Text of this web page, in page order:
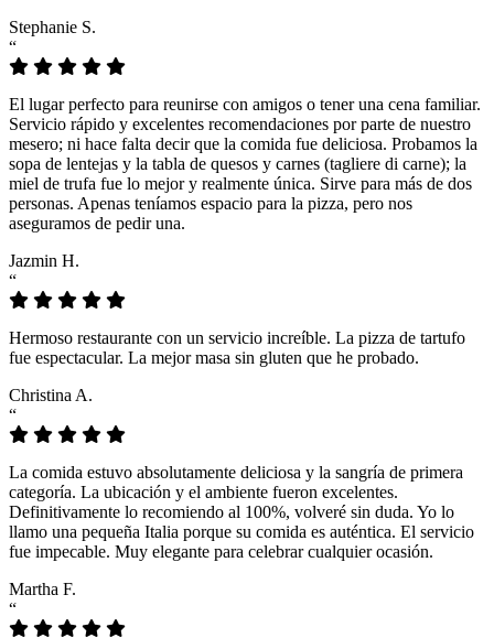
Stephanie S.
“
El lugar perfecto para reunirse con amigos o tener una cena familiar.
Servicio rápido y excelentes recomendaciones por parte de nuestro
mesero; ni hace falta decir que la comida fue deliciosa. Probamos la
sopa de lentejas y la tabla de quesos y carnes (tagliere di carne); la
miel de trufa fue lo mejor y realmente única. Sirve para más de dos
personas. Apenas teníamos espacio para la pizza, pero nos
aseguramos de pedir una.
Jazmin H.
“
Hermoso restaurante con un servicio increíble. La pizza de tartufo
fue espectacular. La mejor masa sin gluten que he probado.
Christina A.
“
La comida estuvo absolutamente deliciosa y la sangría de primera
categoría. La ubicación y el ambiente fueron excelentes.
Definitivamente lo recomiendo al 100%, volveré sin duda. Yo lo
llamo una pequeña Italia porque su comida es auténtica. El servicio
fue impecable. Muy elegante para celebrar cualquier ocasión.
Martha F.
“